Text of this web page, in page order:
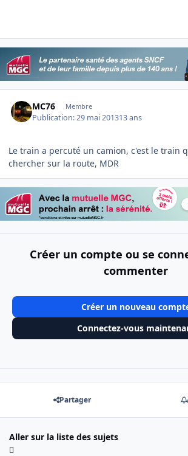
MC76 Membre
Publication:29 mai 201313 ans
Le train a percuté un camion, c'est le train
chercher sur la route, MDR
Créer un compte ou se
commenter
Créer un nouveau
Connectez-vous
Partager
Aller sur la liste des sujets